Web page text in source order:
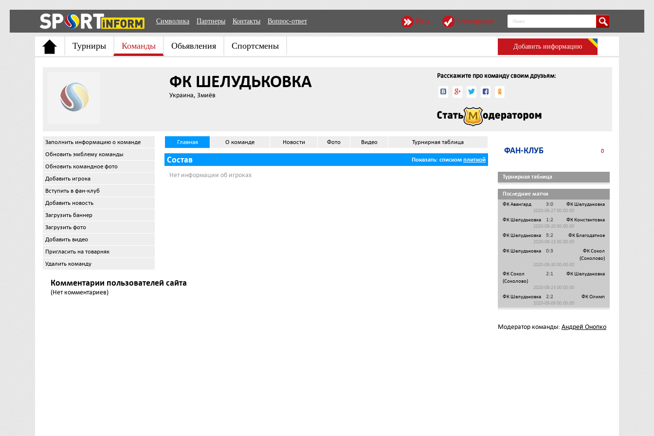
Символика Партнеры Контакты Вопрос-ответ Вход Регистрация
Турниры Команды Обьявления Спортсмены Добавить информацию
ФК ШЕЛУДЬКОВКА
Украина, Змиёв
Расскажите про команду своим друзьям:
Заполнить информацию о команде
Обновить эмблему команды
Обновить командное фото
Добавить игрока
Вступить в фан-клуб
Добавить новость
Загрузить баннер
Загрузить фото
Добавить видео
Пригласить на товарняк
Удалить команду
Главная О команде Новости Фото Видео Турнирная таблица
Состав Показать: списком плиткой
Нет информации об игроках
Комментарии пользователей сайта
(Нет комментариев)
ФАН-КЛУБ 0
Турнирная таблица
Последние матчи
ФК Авангард 3:0 ФК Шелудьковка
2020-09-27 00:00:00
ФК Шелудьковка 1:2 ФК Константовка
2020-09-20 00:00:00
ФК Шелудьковка 5:2 ФК Благодатное
2020-09-13 00:00:00
ФК Шелудьковка 0:3
ФК Сокол
(Соколово)
2020-08-30 00:00:00
ФК Сокол
(Соколово)
2:1 ФК Шелудьковка
2020-08-23 00:00:00
ФК Шелудьковка 2:2 ФК Олимп
2020-08-09 00:00:00
Модератор команды: Андрей Онопко